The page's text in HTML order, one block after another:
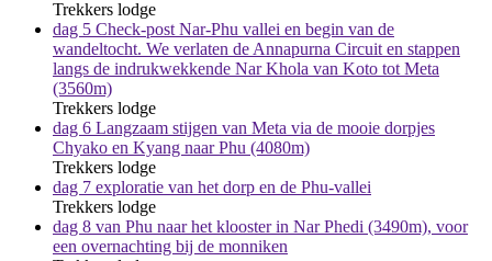
Trekkers lodge
dag 5 Check-post Nar-Phu vallei en begin van de
wandeltocht. We verlaten de Annapurna Circuit en stappen
langs de indrukwekkende Nar Khola van Koto tot Meta
(3560m)
Trekkers lodge
dag 6 Langzaam stijgen van Meta via de mooie dorpjes
Chyako en Kyang naar Phu (4080m)
Trekkers lodge
dag 7 exploratie van het dorp en de Phu-vallei
Trekkers lodge
dag 8 van Phu naar het klooster in Nar Phedi (3490m), voor
een overnachting bij de monniken